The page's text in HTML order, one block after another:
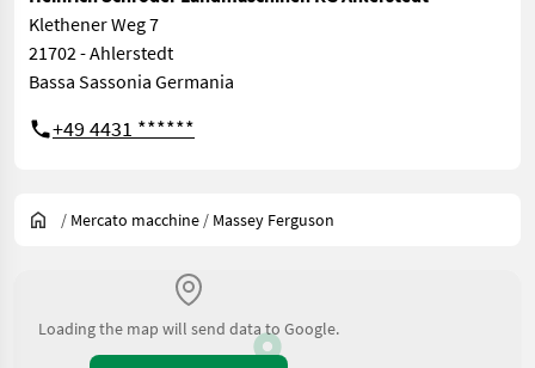
Klethener Weg 7
21702 - Ahlerstedt
Bassa Sassonia Germania
+49 4431 ******
/ Mercato macchine / Massey Ferguson
Loading the map will send data to Google.